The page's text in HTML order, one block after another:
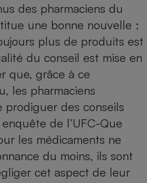
des pharmaciens du
une bonne nouvelle :
plus de produits est
du conseil est mise en
que, grâce à ce
les pharmaciens
des conseils
enquête de l’UFC-Que
les médicaments ne
du moins, ils sont
cet aspect de leur
bouteille
Banque
Lave-linge
Téléviseur
Téléphone mobile -
Radiateur électrique
Antimoustique